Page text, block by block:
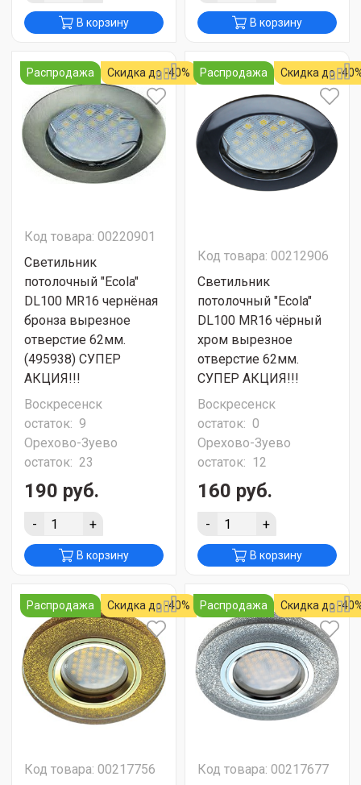
В корзину В корзину
Распродажа Скидка до -40%
Код товара: 00220901
Светильник
потолочный "Ecola"
DL100 MR16 чернёная
бронза вырезное
отверстие 62мм.
(495938) СУПЕР
АКЦИЯ!!!
Воскресенск
остаток: 9
Орехово-Зуево
остаток: 23
190 руб.
- +
В корзину
Распродажа Скидка до -
Код товара: 00212906
Светильник
потолочный "Ecola"
DL100 MR16 чёрный
хром вырезное
отверстие 62мм.
СУПЕР АКЦИЯ!!!
Воскресенск
остаток: 0
Орехово-Зуево
остаток: 12
160 руб.
- +
В корзину
Распродажа Скидка до -40%
Код товара: 00217756
Распродажа Скидка до -
Код товара: 00217677